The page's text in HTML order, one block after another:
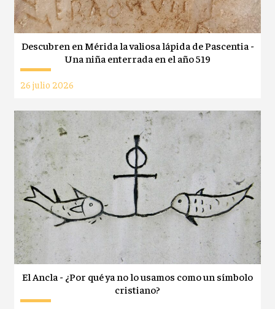
Descubren en Mérida la valiosa lápida de Pascentia -
Una niña enterrada en el año 519
26 julio 2026
El Ancla - ¿Por qué ya no lo usamos como un símbolo
cristiano?